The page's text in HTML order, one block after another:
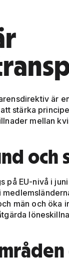
är
stärka
mellan
och
på EU-nivå i
män och öka